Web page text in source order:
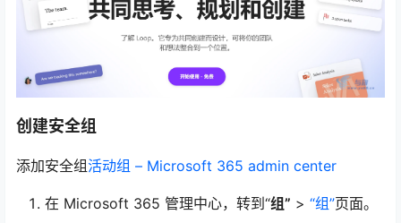
创建安全组
添加安全组活动组 – Microsoft 365 admin center
在 Microsoft 365 管理中心，转到“组” > “组”页面。